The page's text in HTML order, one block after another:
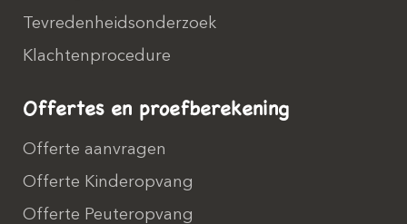
Tevredenheidsonderzoek
Klachtenprocedure
Offertes en proefberekening
Offerte aanvragen
Offerte Kinderopvang
Offerte Peuteropvang